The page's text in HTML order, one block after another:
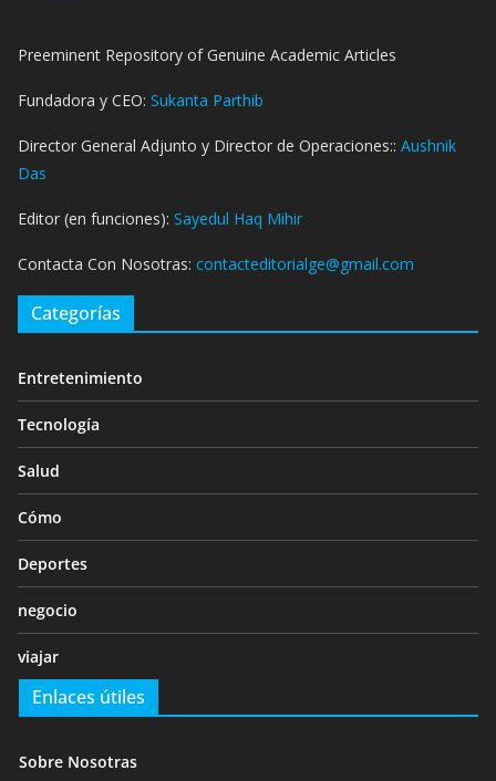
Preeminent Repository of Genuine Academic Articles
Fundadora y CEO: Sukanta Parthib
Director General Adjunto y Director de Operaciones:: Aushnik
Das
Editor (en funciones): Sayedul Haq Mihir
Contacta Con Nosotras: contacteditorialge@gmail.com
Categorías
Entretenimiento
Tecnología
Salud
Cómo
Deportes
negocio
viajar
Enlaces útiles
Sobre Nosotras